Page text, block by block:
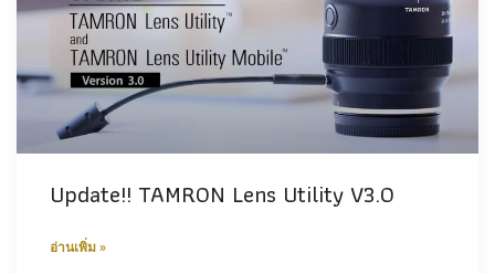
Update!! TAMRON Lens Utility V3.0
อ่านเพิ่ม »